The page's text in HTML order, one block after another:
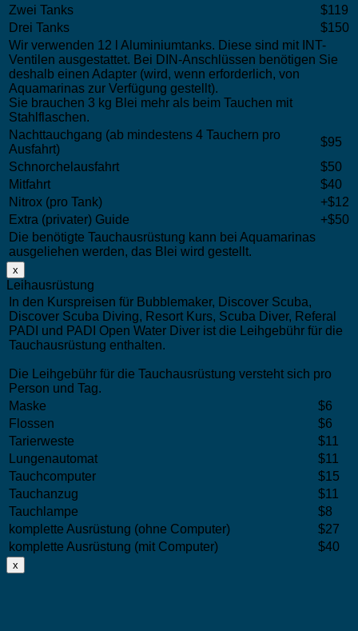
Zwei Tanks
$119
Drei Tanks
$150
Wir verwenden 12 l Aluminiumtanks. Diese sind mit INT-
Ventilen ausgestattet. Bei DIN-Anschlüssen benötigen Sie
deshalb einen Adapter (wird, wenn erforderlich, von
Aquamarinas zur Verfügung gestellt).
Sie brauchen 3 kg Blei mehr als beim Tauchen mit
Stahlflaschen.
Nachttauchgang (ab mindestens 4 Tauchern pro
Ausfahrt)
$95
Schnorchelausfahrt
$50
Mitfahrt
$40
Nitrox (pro Tank)
+$12
Extra (privater) Guide
+$50
Die benötigte Tauchausrüstung kann bei Aquamarinas
ausgeliehen werden, das Blei wird gestellt.
x
Leihausrüstung
In den Kurspreisen für Bubblemaker, Discover Scuba,
Discover Scuba Diving, Resort Kurs, Scuba Diver, Referal
PADI und PADI Open Water Diver ist die Leihgebühr für die
Tauchausrüstung enthalten.
Die Leihgebühr für die Tauchausrüstung versteht sich pro
Person und Tag.
Maske
$6
Flossen
$6
Tarierweste
$11
Lungenautomat
$11
Tauchcomputer
$15
Tauchanzug
$11
Tauchlampe
$8
komplette Ausrüstung (ohne Computer)
$27
komplette Ausrüstung (mit Computer)
$40
x